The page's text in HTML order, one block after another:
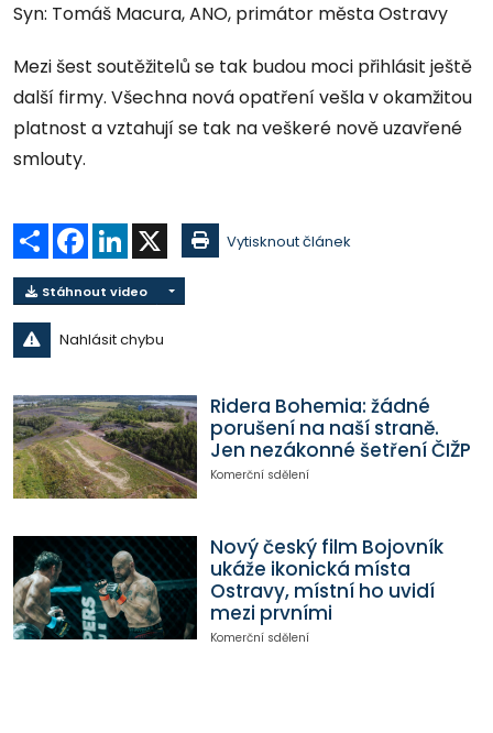
Syn: Tomáš Macura, ANO, primátor města Ostravy
Mezi šest soutěžitelů se tak budou moci přihlásit ještě
další firmy. Všechna nová opatření vešla v okamžitou
platnost a vztahují se tak na veškeré nově uzavřené
smlouty.
Sdílet Facebook
LinkedIn Vytisknout článek
Stáhnout video
Nahlásit chybu
Ridera Bohemia: žádné
porušení na naší straně.
Jen nezákonné šetření ČIŽP
Komerční sdělení
Nový český film Bojovník
ukáže ikonická místa
Ostravy, místní ho uvidí
mezi prvními
Komerční sdělení